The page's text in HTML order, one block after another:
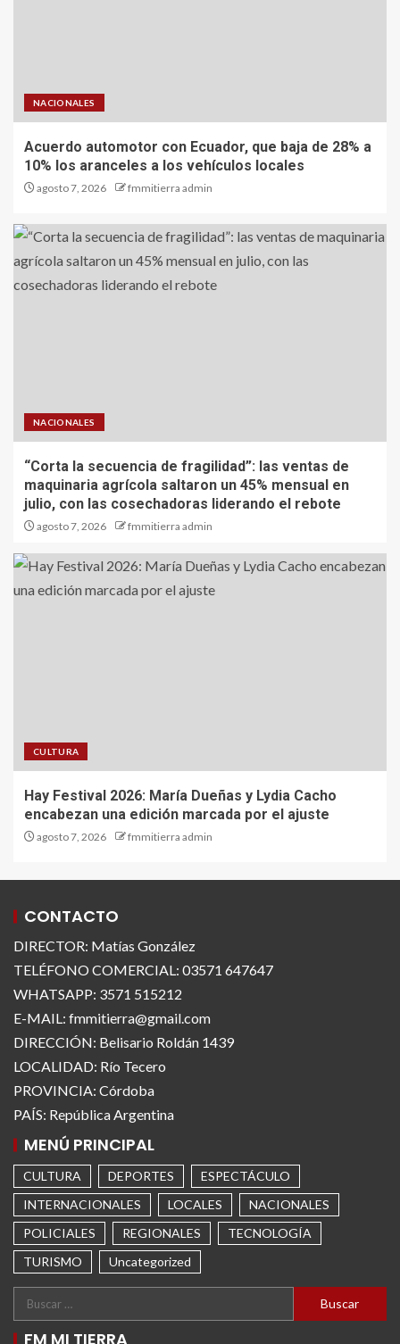
NACIONALES
Acuerdo automotor con Ecuador, que baja de 28% a
10% los aranceles a los vehículos locales
agosto 7, 2026 fmmitierra admin
NACIONALES
“Corta la secuencia de fragilidad”: las ventas de
maquinaria agrícola saltaron un 45% mensual en
julio, con las cosechadoras liderando el rebote
agosto 7, 2026 fmmitierra admin
CULTURA
Hay Festival 2026: María Dueñas y Lydia Cacho
encabezan una edición marcada por el ajuste
agosto 7, 2026 fmmitierra admin
CONTACTO
DIRECTOR: Matías González
TELÉFONO COMERCIAL: 03571 647647
WHATSAPP: 3571 515212
E-MAIL: fmmitierra@gmail.com
DIRECCIÓN: Belisario Roldán 1439
LOCALIDAD: Río Tecero
PROVINCIA: Córdoba
PAÍS: República Argentina
MENÚ PRINCIPAL
CULTURA DEPORTES
ESPECTÁCULO
INTERNACIONALES
LOCALES
NACIONALES
POLICIALES
REGIONALES
TECNOLOGÍA
TURISMO
Uncategorized
FM MI TIERRA